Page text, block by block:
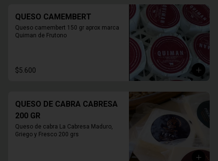
QUESO CAMEMBERT
Queso camembert 150 gr aprox marca
Quiman de Frutono
$5.600
QUESO DE CABRA CABRESA
200 GR
Queso de cabra La Cabresa Maduro,
Griego y Fresco 200 grs